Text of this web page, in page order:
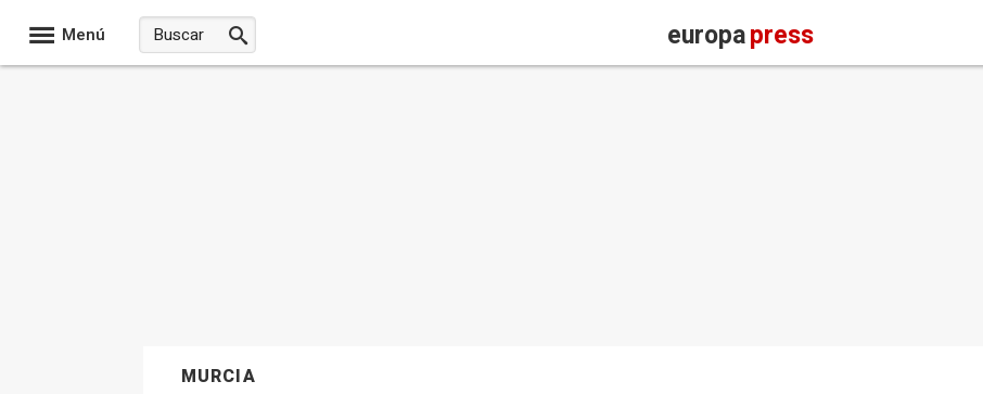
Menú europapress
MURCIA